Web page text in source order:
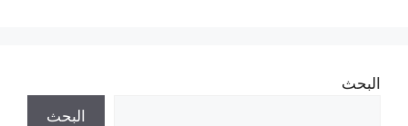
البحث
البحث